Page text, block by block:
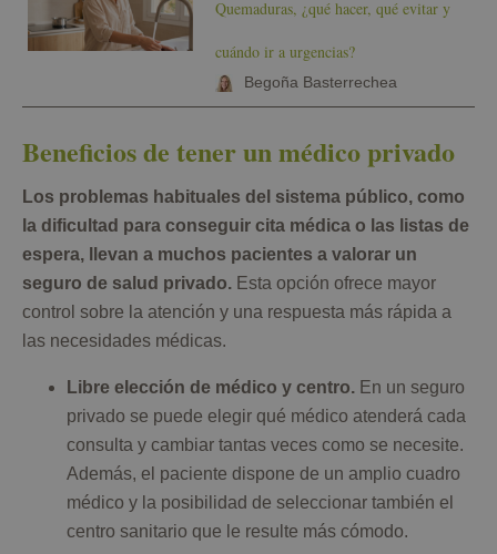
Quemaduras, ¿qué hacer, qué evitar y
cuándo ir a urgencias?
Begoña Basterrechea
Beneficios de tener un médico privado
Los problemas habituales del sistema público, como
la dificultad para conseguir cita médica o las listas de
espera, llevan a muchos pacientes a valorar un
seguro de salud privado. Esta opción ofrece mayor
control sobre la atención y una respuesta más rápida a
las necesidades médicas.
Libre elección de médico y centro. En un seguro
privado se puede elegir qué médico atenderá cada
consulta y cambiar tantas veces como se necesite.
Además, el paciente dispone de un amplio cuadro
médico y la posibilidad de seleccionar también el
centro sanitario que le resulte más cómodo.